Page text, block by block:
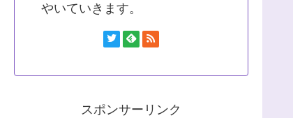
やいていきます。
スポンサーリンク